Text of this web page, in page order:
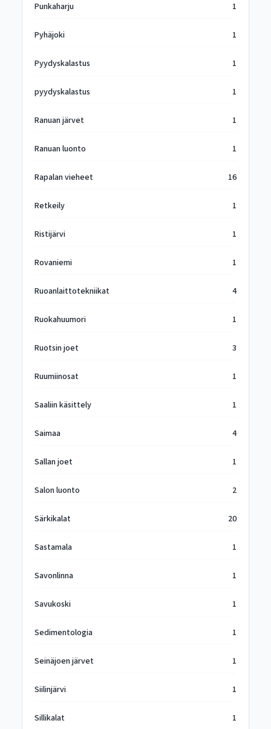
Punkaharju 1
Pyhäjoki 1
Pyydyskalastus 1
pyydyskalastus 1
Ranuan järvet 1
Ranuan luonto 1
Rapalan vieheet 16
Retkeily 1
Ristijärvi 1
Rovaniemi 1
Ruoanlaittotekniikat 4
Ruokahuumori 1
Ruotsin joet 3
Ruumiinosat 1
Saaliin käsittely 1
Saimaa 4
Sallan joet 1
Salon luonto 2
Särkikalat 20
Sastamala 1
Savonlinna 1
Savukoski 1
Sedimentologia 1
Seinäjoen järvet 1
Siilinjärvi 1
Sillikalat 1